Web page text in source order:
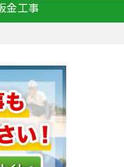
金工事